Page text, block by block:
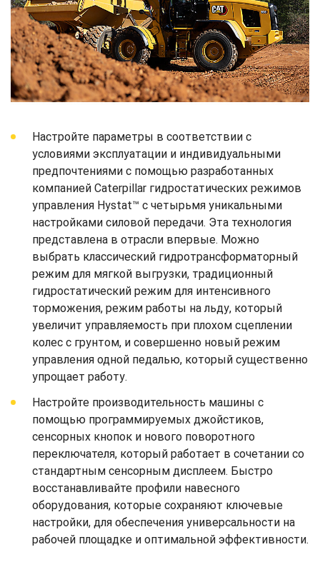
Настройте параметры в соответствии с
условиями эксплуатации и индивидуальными
предпочтениями с помощью разработанных
компанией Caterpillar гидростатических режимов
управления Hystat™ с четырьмя уникальными
настройками силовой передачи. Эта технология
представлена в отрасли впервые. Можно
выбрать классический гидротрансформаторный
режим для мягкой выгрузки, традиционный
гидростатический режим для интенсивного
торможения, режим работы на льду, который
увеличит управляемость при плохом сцеплении
колес с грунтом, и совершенно новый режим
управления одной педалью, который существенно
упрощает работу.
Настройте производительность машины с
помощью программируемых джойстиков,
сенсорных кнопок и нового поворотного
переключателя, который работает в сочетании со
стандартным сенсорным дисплеем. Быстро
восстанавливайте профили навесного
оборудования, которые сохраняют ключевые
настройки, для обеспечения универсальности на
рабочей площадке и оптимальной эффективности.